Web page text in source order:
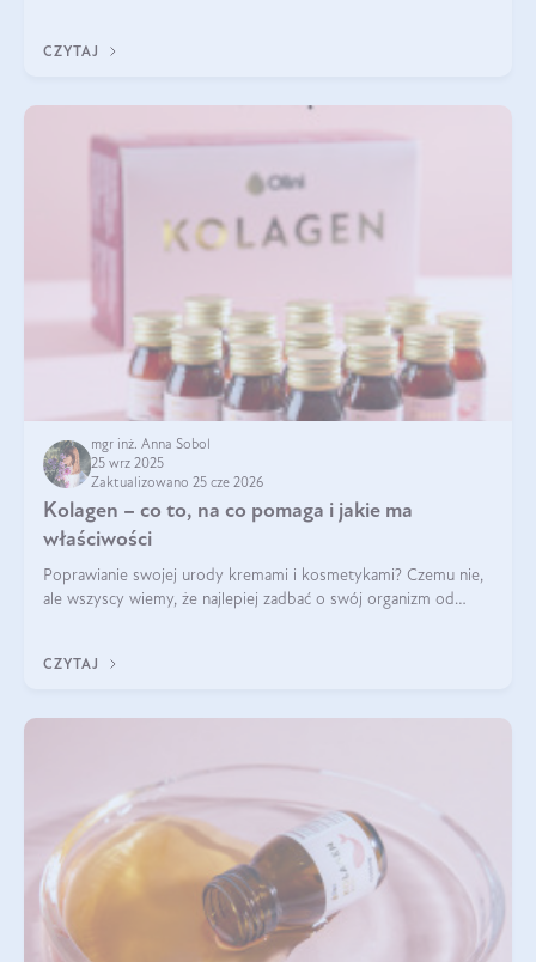
CZYTAJ
mgr inż. Anna Sobol
25 wrz 2025
Zaktualizowano 25 cze 2026
Kolagen – co to, na co pomaga i jakie ma
właściwości
Poprawianie swojej urody kremami i kosmetykami? Czemu nie,
ale wszyscy wiemy, że najlepiej zadbać o swój organizm od
wysokiej jakości suplem
CZYTAJ